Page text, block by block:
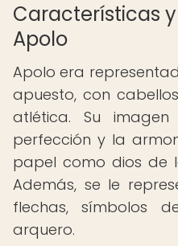
Características
Apolo
Apolo era
apuesto, con
atlética. Su
perfección y la
papel como dios de
Además, se le
flechas, símbolos
arquero.